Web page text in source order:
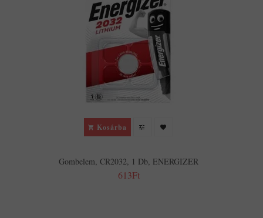
Kosárba
Gombelem, CR2032, 1 Db, ENERGIZER
613Ft